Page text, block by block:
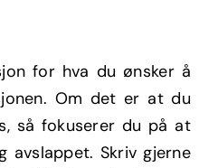
for hva du ønsker å
Om det er at du
så fokuserer du på at
Skriv gjerne